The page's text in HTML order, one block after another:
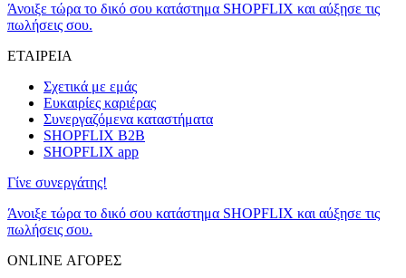
Άνοιξε τώρα το δικό σου κατάστημα SHOPFLIX και αύξησε τις
πωλήσεις σου.
ΕΤΑΙΡΕΙΑ
Σχετικά με εμάς
Ευκαιρίες καριέρας
Συνεργαζόμενα καταστήματα
SHOPFLIX B2B
SHOPFLIX app
Γίνε συνεργάτης!
Άνοιξε τώρα το δικό σου κατάστημα SHOPFLIX και αύξησε τις
πωλήσεις σου.
ONLINE ΑΓΟΡΕΣ